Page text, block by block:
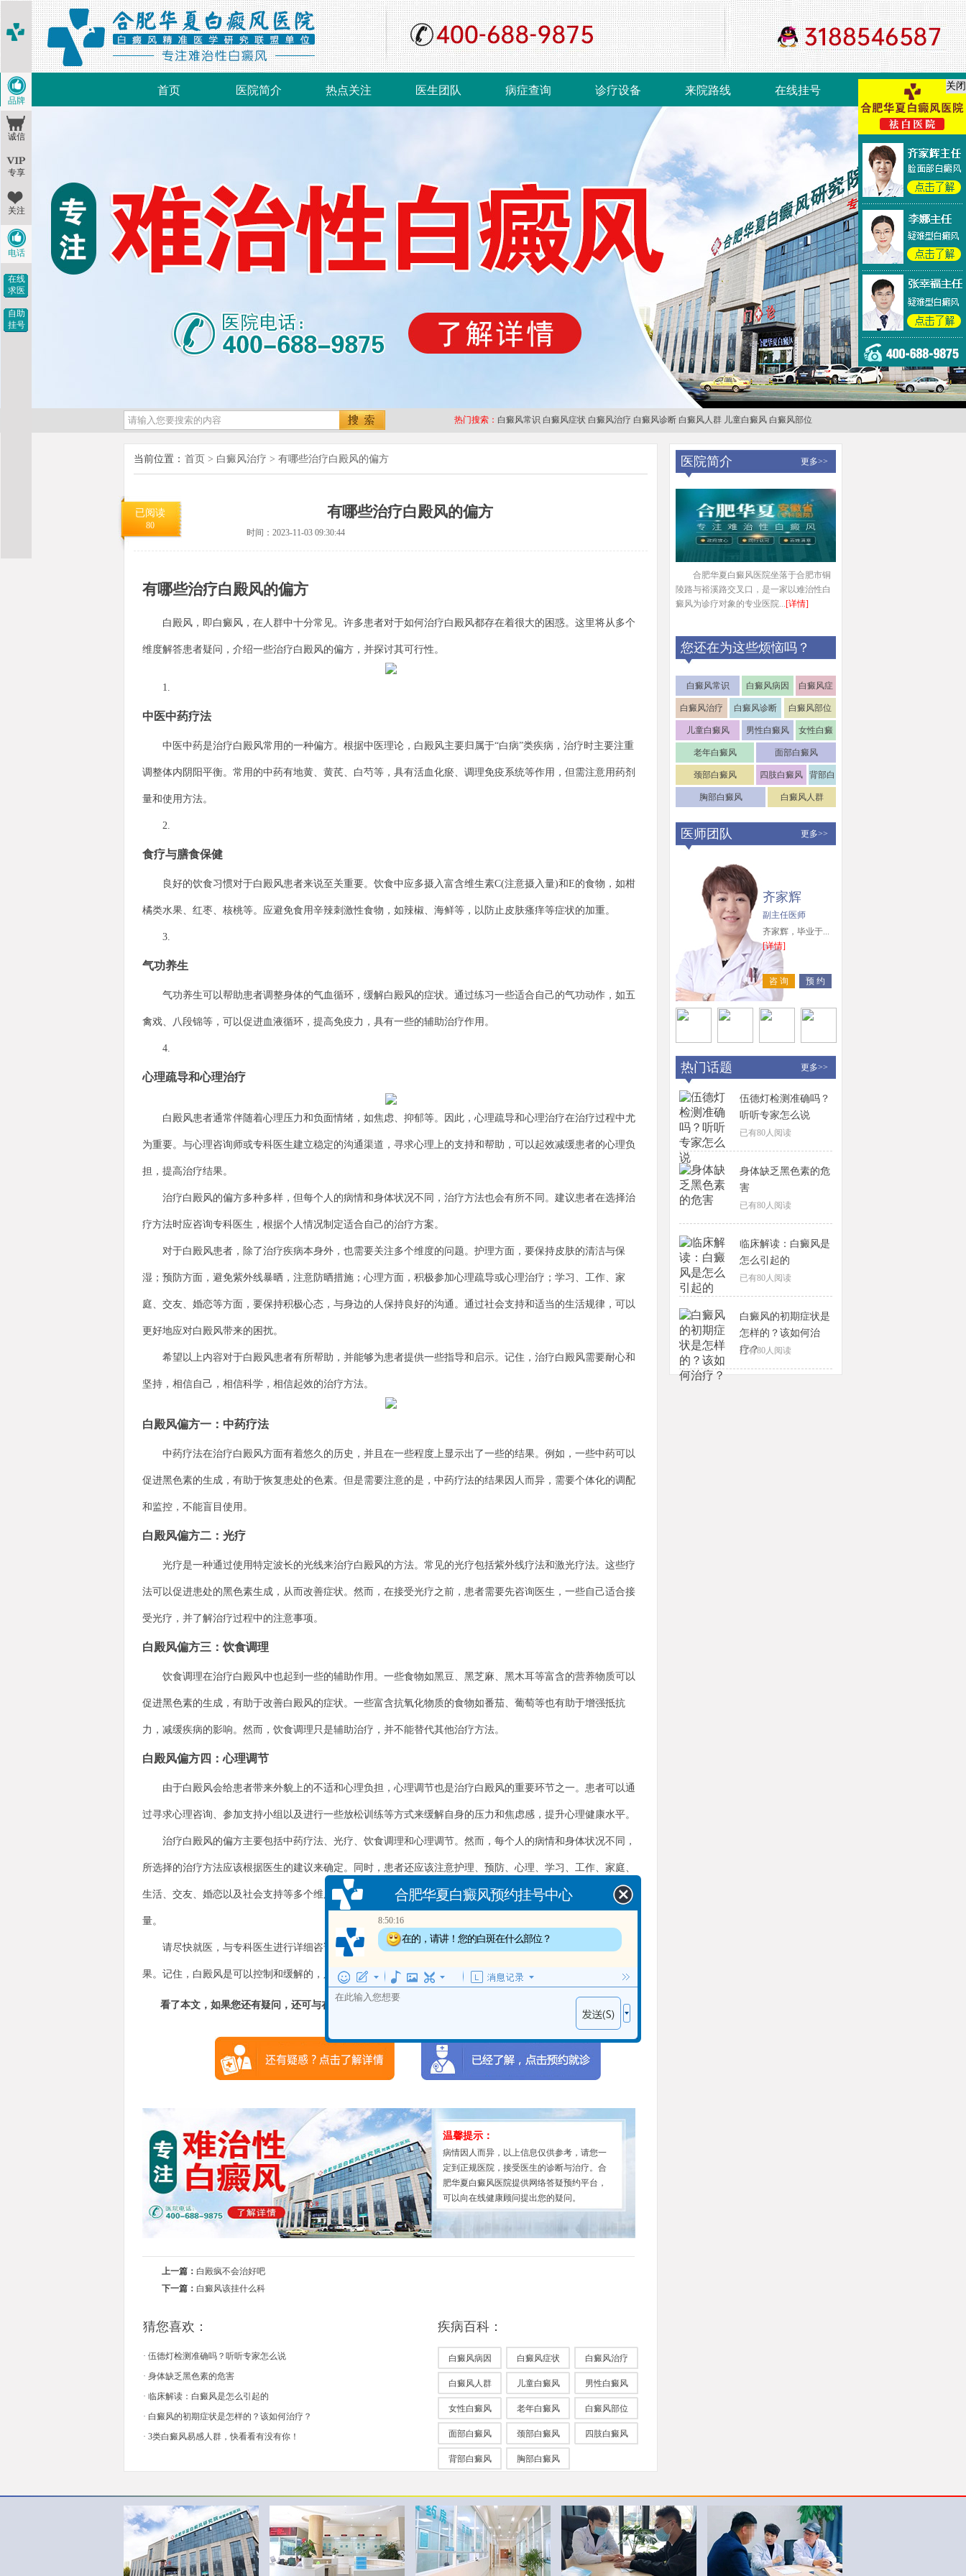
首页 医院简介 热点关注 医生团队 病症查询 诊疗设备 来院路线 在线挂号
热门搜索： 白癜风常识 白癜风症状 白癜风治疗 白癜风诊断 白癜风人群 儿童白癜风 白癜风部位
当前位置： 首页 > 白癜风治疗 > 有哪些治疗白殿风的偏方
已阅读
80
有哪些治疗白殿风的偏方
时间：2023-11-03 09:30:44
有哪些治疗白殿风的偏方
白殿风，即白癜风，在人群中十分常见。许多患者对于如何治疗白殿风都存在着很大的困惑。这里将从多个
维度解答患者疑问，介绍一些治疗白殿风的偏方，并探讨其可行性。
1.
中医中药疗法
中医中药是治疗白殿风常用的一种偏方。根据中医理论，白殿风主要归属于“白病”类疾病，治疗时主要注重
调整体内阴阳平衡。常用的中药有地黄、黄芪、白芍等，具有活血化瘀、调理免疫系统等作用，但需注意用药剂
量和使用方法。
2.
食疗与膳食保健
良好的饮食习惯对于白殿风患者来说至关重要。饮食中应多摄入富含维生素C(注意摄入量)和E的食物，如柑
橘类水果、红枣、核桃等。应避免食用辛辣刺激性食物，如辣椒、海鲜等，以防止皮肤瘙痒等症状的加重。
3.
气功养生
气功养生可以帮助患者调整身体的气血循环，缓解白殿风的症状。通过练习一些适合自己的气功动作，如五
禽戏、八段锦等，可以促进血液循环，提高免疫力，具有一些的辅助治疗作用。
4.
心理疏导和心理治疗
白殿风患者通常伴随着心理压力和负面情绪，如焦虑、抑郁等。因此，心理疏导和心理治疗在治疗过程中尤
为重要。与心理咨询师或专科医生建立稳定的沟通渠道，寻求心理上的支持和帮助，可以起效减缓患者的心理负
担，提高治疗结果。
治疗白殿风的偏方多种多样，但每个人的病情和身体状况不同，治疗方法也会有所不同。建议患者在选择治
疗方法时应咨询专科医生，根据个人情况制定适合自己的治疗方案。
对于白殿风患者，除了治疗疾病本身外，也需要关注多个维度的问题。护理方面，要保持皮肤的清洁与保
湿；预防方面，避免紫外线暴晒，注意防晒措施；心理方面，积极参加心理疏导或心理治疗；学习、工作、家
庭、交友、婚恋等方面，要保持积极心态，与身边的人保持良好的沟通。通过社会支持和适当的生活规律，可以
更好地应对白殿风带来的困扰。
希望以上内容对于白殿风患者有所帮助，并能够为患者提供一些指导和启示。记住，治疗白殿风需要耐心和
坚持，相信自己，相信科学，相信起效的治疗方法。
白殿风偏方一：中药疗法
中药疗法在治疗白殿风方面有着悠久的历史，并且在一些程度上显示出了一些的结果。例如，一些中药可以
促进黑色素的生成，有助于恢复患处的色素。但是需要注意的是，中药疗法的结果因人而异，需要个体化的调配
和监控，不能盲目使用。
白殿风偏方二：光疗
光疗是一种通过使用特定波长的光线来治疗白殿风的方法。常见的光疗包括紫外线疗法和激光疗法。这些疗
法可以促进患处的黑色素生成，从而改善症状。然而，在接受光疗之前，患者需要先咨询医生，一些自己适合接
受光疗，并了解治疗过程中的注意事项。
白殿风偏方三：饮食调理
饮食调理在治疗白殿风中也起到一些的辅助作用。一些食物如黑豆、黑芝麻、黑木耳等富含的营养物质可以
促进黑色素的生成，有助于改善白殿风的症状。一些富含抗氧化物质的食物如番茄、葡萄等也有助于增强抵抗
力，减缓疾病的影响。然而，饮食调理只是辅助治疗，并不能替代其他治疗方法。
白殿风偏方四：心理调节
由于白殿风会给患者带来外貌上的不适和心理负担，心理调节也是治疗白殿风的重要环节之一。患者可以通
过寻求心理咨询、参加支持小组以及进行一些放松训练等方式来缓解自身的压力和焦虑感，提升心理健康水平。
治疗白殿风的偏方主要包括中药疗法、光疗、饮食调理和心理调节。然而，每个人的病情和身体状况不同，
所选择的治疗方法应该根据医生的建议来确定。同时，患者还应该注意护理、预防、心理、学习、工作、家庭、
生活、交友、婚恋以及社会支持等多个维度，在日常生活中采取一些积极的措施，维持身心健康，提高生活质
量。
请尽快就医，与专科医生进行详细咨询，并根据医生的建议制定个体化的治疗方案，以获得很好的的治疗结
果。记住，白殿风是可以控制和缓解的，只要您积极配合医生和您自己的努力。
看了本文，如果您还有疑问，还可与在线客服“一对一”答疑！
温馨提示：
病情因人而异，以上信息仅供参考，请您一
定到正规医院，接受医生的诊断与治疗。合
肥华夏白癜风医院提供网络答疑预约平台，
可以向在线健康顾问提出您的疑问。
上一篇： 白殿疯不会治好吧
下一篇： 白癜风该挂什么科
猜您喜欢：
· 伍德灯检测准确吗？听听专家怎么说
· 身体缺乏黑色素的危害
· 临床解读：白癜风是怎么引起的
· 白癜风的初期症状是怎样的？该如何治疗？
· 3类白癜风易感人群，快看看有没有你！
疾病百科：
白癜风病因 白癜风症状 白癜风治疗
白癜风人群 儿童白癜风 男性白癜风
女性白癜风 老年白癜风 白癜风部位
面部白癜风 颈部白癜风 四肢白癜风
背部白癜风 胸部白癜风
医院简介 更多>>
合肥华夏白癜风医院坐落于合肥市铜
陵路与裕溪路交叉口，是一家以难治性白
癜风为诊疗对象的专业医院...[详情]
您还在为这些烦恼吗？
白癜风常识 白癜风病因
白癜风症
状
白癜风治疗 白癜风诊断 白癜风部位
儿童白癜风 男性白癜风
女性白癜
风
老年白癜风 面部白癜风
颈部白癜风 四肢白癜风
背部白
癜风
胸部白癜风 白癜风人群
医师团队 更多>>
齐家辉
副主任医师
齐家辉，毕业于...
[详情]
咨 询 预 约
热门话题 更多>>
伍德灯检测准确吗？
听听专家怎么说
已有80人阅读
身体缺乏黑色素的危
害
已有80人阅读
临床解读：白癜风是
怎么引起的
已有80人阅读
白癜风的初期症状是
怎样的？该如何治
疗？
已有80人阅读
品牌
诚信
专享
关注
电话
在线
求医
自助
挂号
关闭
合肥华夏白癜风预约挂号中心
8:50:16
在的，请讲！您的白斑在什么部位？
8:50:18
出现白斑多长时间了？